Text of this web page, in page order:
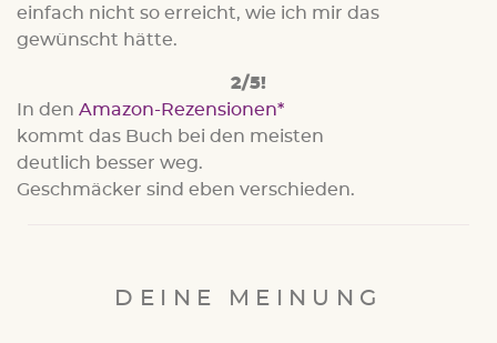
einfach nicht so erreicht, wie ich mir das
gewünscht hätte.
2/5!
In den Amazon-Rezensionen
kommt das Buch bei den meisten
deutlich besser weg.
Geschmäcker sind eben verschieden.
DEINE MEINUNG